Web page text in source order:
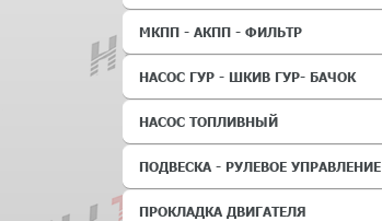
МКПП - АКПП - ФИЛЬТР
НАСОС ГУР - ШКИВ ГУР- БАЧОК
НАСОС ТОПЛИВНЫЙ
ПОДВЕСКА - РУЛЕВОЕ УПРАВЛЕНИЕ
ПРОКЛАДКА ДВИГАТЕЛЯ